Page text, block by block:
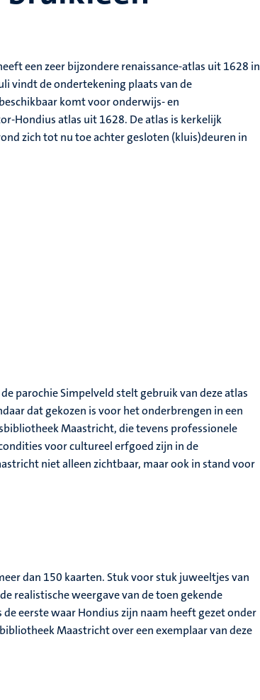
een zeer bijzondere renaissance-atlas uit 1628 in
vindt de ondertekening plaats van de
komt voor onderwijs- en
Hondius atlas uit 1628. De atlas is kerkelijk
zich tot nu toe achter gesloten (kluis)deuren in
parochie Simpelveld stelt gebruik van deze atlas
dat gekozen is voor het onderbrengen in een
Maastricht, die tevens professionele
voor cultureel erfgoed zijn in de
niet alleen zichtbaar, maar ook in stand voor
dan 150 kaarten. Stuk voor stuk juweeltjes van
realistische weergave van de toen gekende
eerste waar Hondius zijn naam heeft gezet onder
Maastricht over een exemplaar van deze